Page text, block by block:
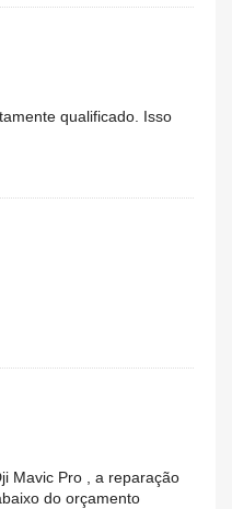
qualificado. Isso
Mavic Pro , a reparação
do orçamento